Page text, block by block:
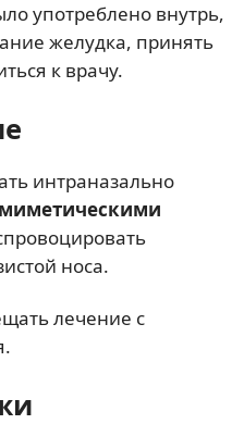
употреблено внутрь,
желудка, принять
к врачу.
интраназально
носа.
лечение с